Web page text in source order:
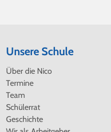
Unsere Schule
Navigation
überspringen
Über die Nico
Termine
Team
Schülerrat
Geschichte